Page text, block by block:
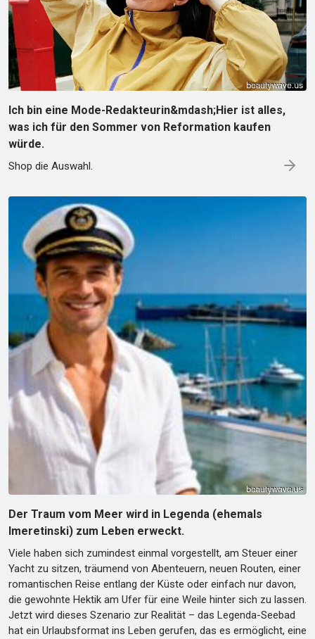
Ich bin eine Mode-Redakteurin&mdash;Hier ist alles,
was ich für den Sommer von Reformation kaufen
würde.
Shop die Auswahl.
Der Traum vom Meer wird in Legenda (ehemals
Imeretinski) zum Leben erweckt.
Viele haben sich zumindest einmal vorgestellt, am Steuer einer
Yacht zu sitzen, träumend von Abenteuern, neuen Routen, einer
romantischen Reise entlang der Küste oder einfach nur davon,
die gewohnte Hektik am Ufer für eine Weile hinter sich zu lassen.
Jetzt wird dieses Szenario zur Realität – das Legenda-Seebad
hat ein Urlaubsformat ins Leben gerufen, das es ermöglicht, eine